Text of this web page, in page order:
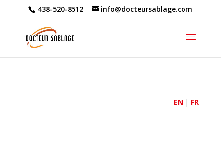
438-520-8512 info@docteursablage.com
EN | FR